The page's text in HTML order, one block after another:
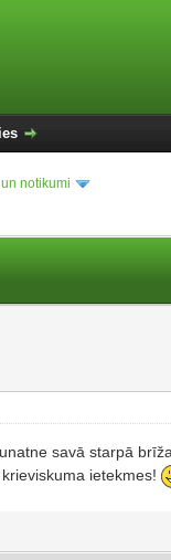
notikumi
savā starpā
ietekmes!